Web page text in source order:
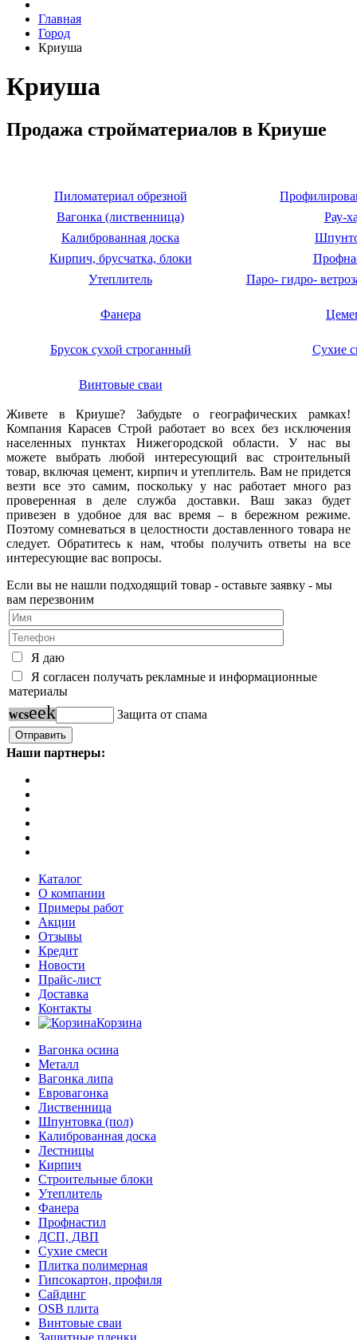
Главная
Город
Криуша
Криуша
Продажа стройматериалов в Криуше
Пиломатериал обрезной
Вагонка (лиственница)
Рау-
Калиброванная доска
Кирпич, брусчатка, блоки
Утеплитель
Паро- гидро-
Фанера
Брусок сухой строганный Сухие
Винтовые сваи
Живете в Криуше? Забудьте о географических рамках!
Компания Карасев Строй работает во всех без исключения
населенных пунктах Нижегородской области. У нас вы
можете выбрать любой интересующий вас строительный
товар, включая цемент, кирпич и утеплитель. Вам не придется
везти все это самим, поскольку у нас работает много раз
проверенная в деле служба доставки. Ваш заказ будет
привезен в удобное для вас время – в бережном режиме.
Поэтому сомневаться в целостности доставленного товара не
следует. Обратитесь к нам, чтобы получить ответы на все
интересующие вас вопросы.
Если вы не нашли подходящий товар - оставьте заявку - мы
вам перезвоним
Я даю
Я согласен получать рекламные и информационные
материалы
wcseek Защита от спама
Наши партнеры:
Каталог
О компании
Примеры работ
Акции
Отзывы
Кредит
Новости
Прайс-лист
Доставка
Контакты
Корзина
Вагонка осина
Металл
Вагонка липа
Евровагонка
Лиственница
Шпунтовка (пол)
Калиброванная доска
Лестницы
Кирпич
Строительные блоки
Утеплитель
Фанера
Профнастил
ДСП, ДВП
Сухие смеси
Плитка полимерная
Гипсокартон, профиля
Сайдинг
OSB плита
Винтовые сваи
Защитные пленки